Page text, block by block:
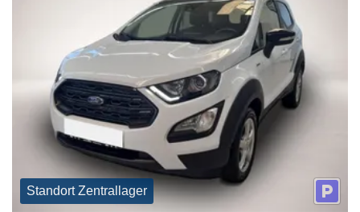
Standort Zentrallager